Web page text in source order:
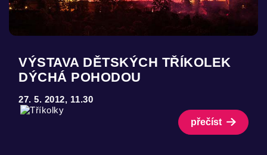
VÝSTAVA DĚTSKÝCH TŘÍKOLEK
DÝCHÁ POHODOU
27. 5. 2012, 11.30
přečíst